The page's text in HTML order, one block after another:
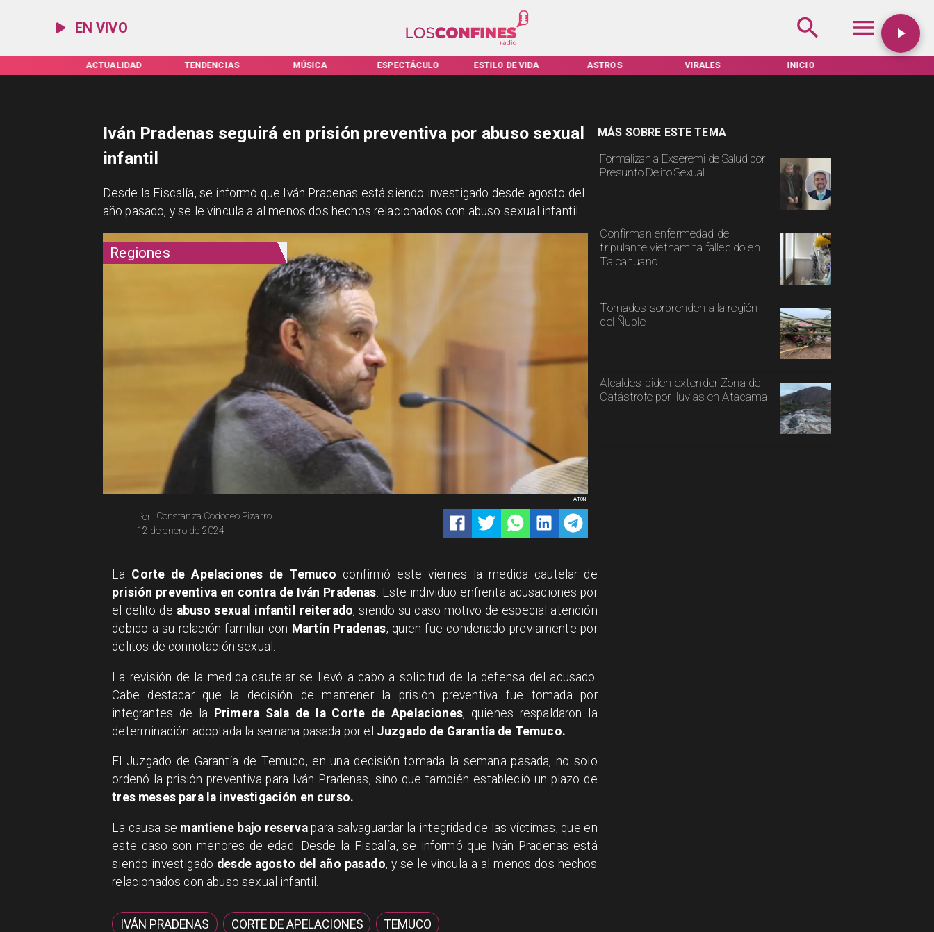
EN VIVO
TENDENCIAS MÚSICA ESPECTÁCULO ESTILO DE VIDA ASTROS VIRALES INICIO TARIFAS SERVEL
Regiones
Constanza Codoceo Pizarro
Por
12 de enero de 2024
ATON
Formalizan a Exseremi de Salud por
Presunto Delito Sexual
Confirman enfermedad de
tripulante vietnamita fallecido en
Talcahuano
Tornados sorprenden a la región
del Ñuble
Alcaldes piden extender Zona de
Catástrofe por lluvias en Atacama
MÁS SOBRE ESTE TEMA
Iván Pradenas seguirá en prisión preventiva por abuso sexual
infantil
Desde la Fiscalía, se informó que Iván Pradenas está siendo investigado desde agosto del
año pasado, y se le vincula a al menos dos hechos relacionados con abuso sexual infantil.
La Corte de Apelaciones de Temuco confirmó este viernes la medida cautelar de
prisión preventiva en contra de Iván Pradenas. Este individuo enfrenta acusaciones por
el delito de abuso sexual infantil reiterado, siendo su caso motivo de especial atención
debido a su relación familiar con Martín Pradenas, quien fue condenado previamente por
delitos de connotación sexual.
​La revisión de la medida cautelar se llevó a cabo a solicitud de la defensa del acusado.
Cabe destacar que la decisión de mantener la prisión preventiva fue tomada por
integrantes de la Primera Sala de la Corte de Apelaciones, quienes respaldaron la
determinación adoptada la semana pasada por el Juzgado de Garantía de Temuco.
​El Juzgado de Garantía de Temuco, en una decisión tomada la semana pasada, no solo
ordenó la prisión preventiva para Iván Pradenas, sino que también estableció un plazo de
tres meses para la investigación en curso.
​La causa se mantiene bajo reservapara salvaguardar la integridad de las víctimas, que en
este caso son menores de edad. Desde la Fiscalía, se informó que Iván Pradenas está
siendo investigado desde agosto del año pasado, y se le vincula a al menos dos hechos
relacionados con abuso sexual infantil.
IVÁN PRADENAS CORTE DE APELACIONES TEMUCO